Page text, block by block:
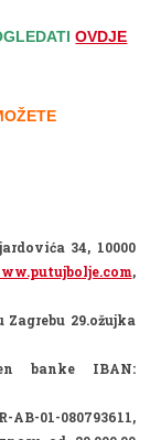
OVDJE
34, 10000
,
29.ožujka
banke IBAN:
AB-01-080793611,